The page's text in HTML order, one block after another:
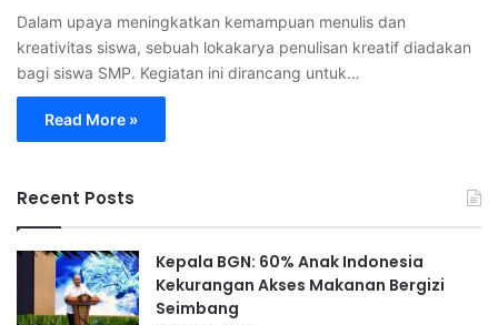
Dalam upaya meningkatkan kemampuan menulis dan
kreativitas siswa, sebuah lokakarya penulisan kreatif diadakan
bagi siswa SMP. Kegiatan ini dirancang untuk…
Read More »
Recent Posts
Kepala BGN: 60% Anak Indonesia
Kekurangan Akses Makanan Bergizi
Seimbang